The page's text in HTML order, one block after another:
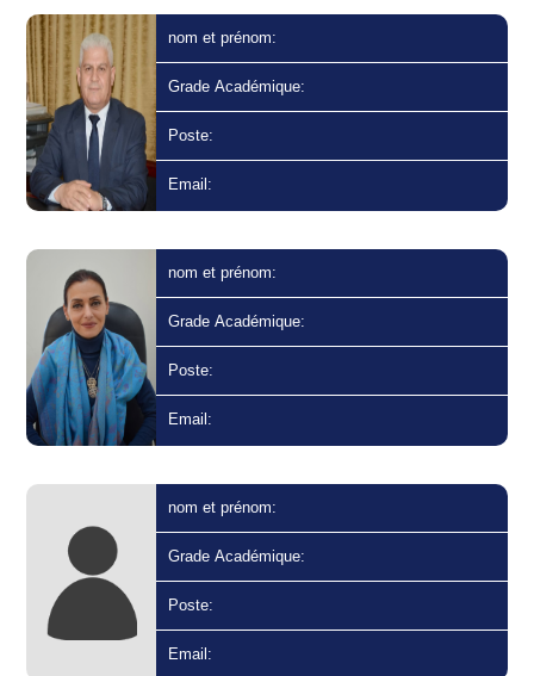
nom et prénom:
Grade Académique:
Poste:
Email:
nom et prénom:
Grade Académique:
Poste:
Email:
nom et prénom:
Grade Académique:
Poste:
Email: